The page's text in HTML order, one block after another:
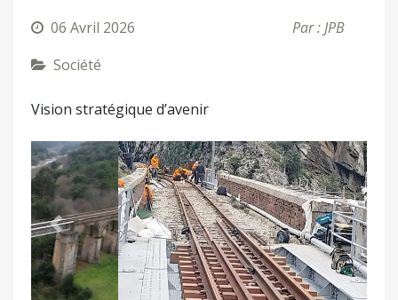
06 Avril 2026
Par : JPB
Société
Vision stratégique d’avenir
Précédent Suivant